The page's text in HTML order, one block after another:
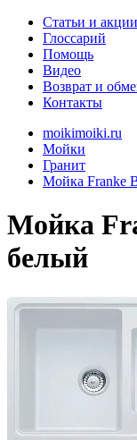
Статьи и акции
Глоссарий
Помощь
Видео
Возврат и
Контакты
moikimoiki.ru
Мойки
Гранит
Мойка Franke
Мойка
белый